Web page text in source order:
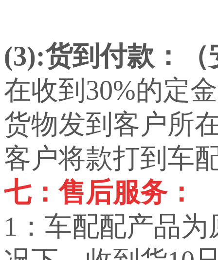
(3):货到付款：
在收到30%的定
货物发到客户所
客户将款打到车
七：售后服务：
1：车配配产品